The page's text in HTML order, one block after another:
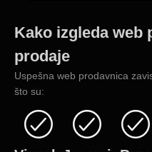
Kako izgleda web
prodaje
Uspešna web prodavnica
što su: